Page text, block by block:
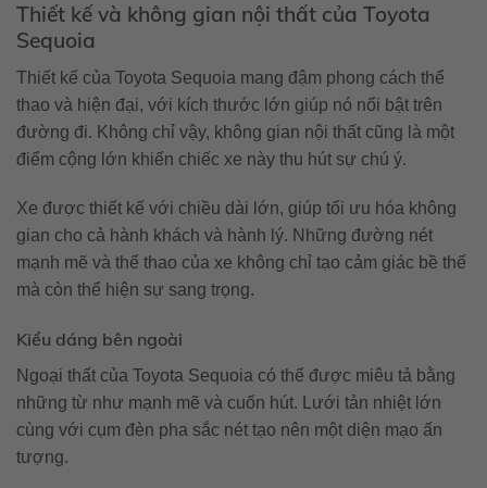
Thiết kế và không gian nội thất của Toyota
Sequoia
Thiết kế của Toyota Sequoia mang đậm phong cách thể
thao và hiện đại, với kích thước lớn giúp nó nổi bật trên
đường đi. Không chỉ vậy, không gian nội thất cũng là một
điểm cộng lớn khiến chiếc xe này thu hút sự chú ý.
Xe được thiết kế với chiều dài lớn, giúp tối ưu hóa không
gian cho cả hành khách và hành lý. Những đường nét
mạnh mẽ và thể thao của xe không chỉ tạo cảm giác bề thế
mà còn thể hiện sự sang trọng.
Kiểu dáng bên ngoài
Ngoại thất của Toyota Sequoia có thể được miêu tả bằng
những từ như mạnh mẽ và cuốn hút. Lưới tản nhiệt lớn
cùng với cụm đèn pha sắc nét tạo nên một diện mạo ấn
tượng.